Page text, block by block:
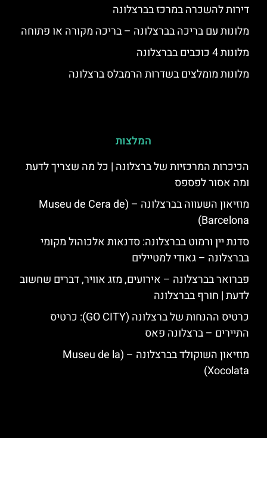
דירות להשכרה במרכז בברצלונה
מלונות עם בריכה בברצלונה – בריכה מקורה או פתוחה
מלונות 4 כוכבים בברצלונה
מלונות מומלצים בשדרות הרמבלס ברצלונה
המלצות
הכיכרות המרכזיות של ברצלונה | כל מה שצריך לדעת
ומה אסור לפספס
מוזיאון השעווה בברצלונה – (Museu de Cera de
Barcelona)
סדנת יין ורמוט בברצלונה: סדנאות אלכוהול מקומי
בברצלונה – גאודי למטיילים
פברואר בברצלונה – אירועים, מזג אוויר, דברים שחשוב
לדעת | חורף בברצלונה
כרטיס ההנחות של ברצלונה (GO CITY): כרטיס
התיירים – ברצלונה פאס
מוזיאון השוקולד בברצלונה – (Museu de la
Xocolata)